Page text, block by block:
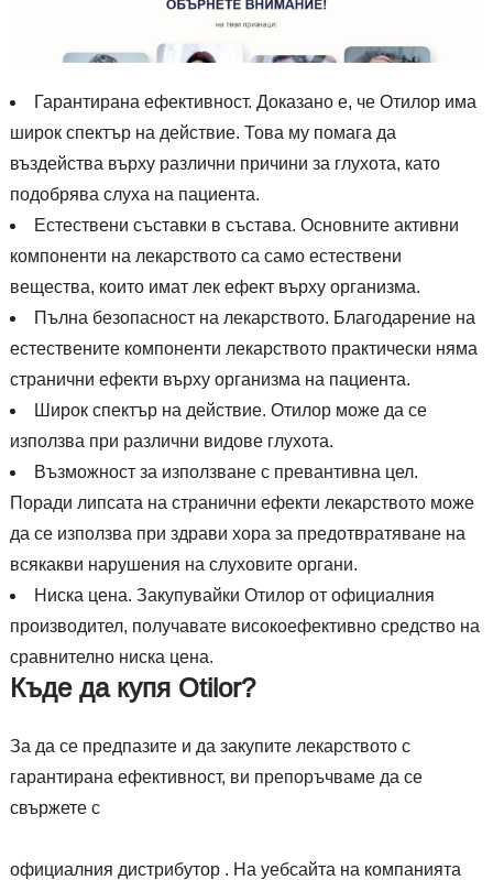
Гарантирана ефективност. Доказано е, че Отилор има
широк спектър на действие. Това му помага да
въздейства върху различни причини за глухота, като
подобрява слуха на пациента.
Естествени съставки в състава. Основните активни
компоненти на лекарството са само естествени
вещества, които имат лек ефект върху организма.
Пълна безопасност на лекарството. Благодарение на
естествените компоненти лекарството практически няма
странични ефекти върху организма на пациента.
Широк спектър на действие. Отилор може да се
използва при различни видове глухота.
Възможност за използване с превантивна цел.
Поради липсата на странични ефекти лекарството може
да се използва при здрави хора за предотвратяване на
всякакви нарушения на слуховите органи.
Ниска цена. Закупувайки Отилор от официалния
производител, получавате високоефективно средство на
сравнително ниска цена.
Къде да купя Otilor?
За да се предпазите и да закупите лекарството с
гарантирана ефективност, ви препоръчваме да се
свържете с
официалния дистрибутор . На уебсайта на компанията